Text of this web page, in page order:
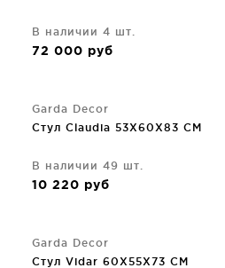
В наличии 4 шт.
72 000 руб
Garda Decor
Стул Claudia 53X60X83 CM
В наличии 49 шт.
10 220 руб
Garda Decor
Стул Vidar 60X55X73 CM